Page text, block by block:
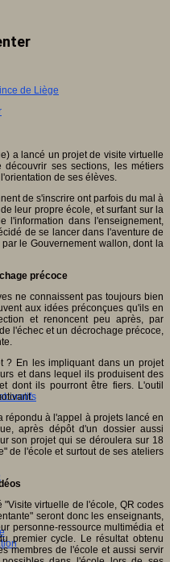
de Liège
a lancé un projet de visite virtuelle
ses sections, les métiers
de ses élèves.
de s'inscrire ont parfois du mal à
leur propre école, et surfant sur la
l'information dans l'enseignement,
de se lancer dans l'aventure de
le Gouvernement wallon, dont la
précoce
ne connaissent pas toujours bien
aux idées préconçues qu'ils en
et renoncent peu après, par
l'échec et un décrochage précoce,
? En les impliquant dans un projet
et dans lequel ils produisent des
dont ils pourront être fiers. L'outil
répondu à l'appel à projets lancé en
après dépôt d'un dossier aussi
son projet qui se déroulera sur 18
de l'école et surtout de ses ateliers
virtuelle de l'école, QR codes
seront donc les enseignants,
personne-ressource multimédia et
premier cycle. Le résultat obtenu
membres de l'école et aussi servir